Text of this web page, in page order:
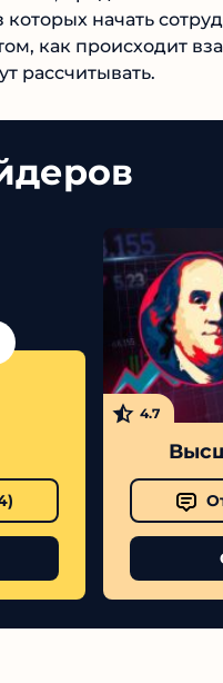
начать
как происходит
рассчитывать.
)
4.7